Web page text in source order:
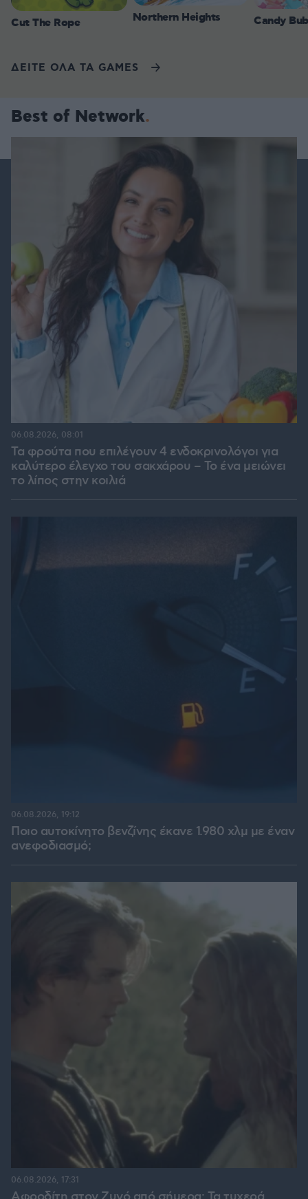
Cut The Rope Northern Heights Candy
ΔΕΙΤΕ ΟΛΑ ΤΑ GAMES
Best of Network
Τα φρούτα που επιλέγουν 4 ενδοκρινολόγοι για
καλύτερο έλεγχο του σακχάρου – Το ένα μειώνει
το λίπος στην κοιλιά
06.08.2026, 08:01
Ποιο αυτοκίνητο βενζίνης έκανε 1.980 χλμ με έναν
ανεφοδιασμό;
06.08.2026, 19:12
06.08.2026, 17:31